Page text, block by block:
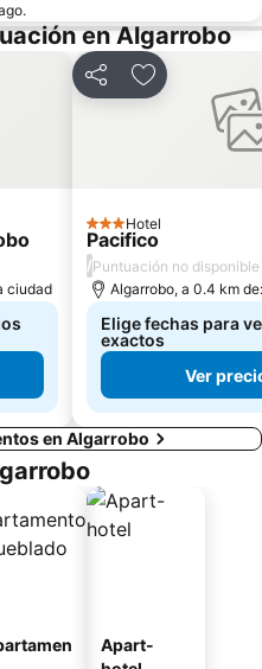
Plaza Libertador Bernardo OHiggins
Islote Peñablanca
Castillo Wulff
en Algarrobo
ciudad
CompartirAgregar a
3 Estrellas
Hotel
Pacifico
/Puntuación no disponible
Algarrobo, a 0.4 km
Elige fechas para
exactos
Ver
en Algarrobo
Apart-